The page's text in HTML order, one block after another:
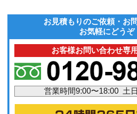
お見積もりのご依頼・お
お気軽にどうぞ
お客様お問い合わせ専
営業時間9:00〜18:00 土